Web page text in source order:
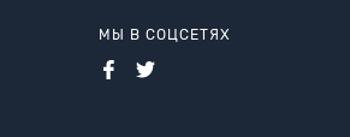
МЫ В СОЦСЕТЯХ